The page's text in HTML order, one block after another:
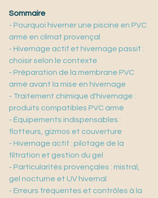
Sommaire
- Pourquoi hiverner une piscine en PVC
armé en climat provençal
- Hivernage actif et hivernage passif :
choisir selon le contexte
- Préparation de la membrane PVC
armé avant la mise en hivernage
- Traitement chimique d'hivernage :
produits compatibles PVC armé
- Équipements indispensables :
flotteurs, gizmos et couverture
- Hivernage actif : pilotage de la
filtration et gestion du gel
- Particularités provençales : mistral,
gel nocturne et UV hivernal
- Erreurs fréquentes et contrôles à la